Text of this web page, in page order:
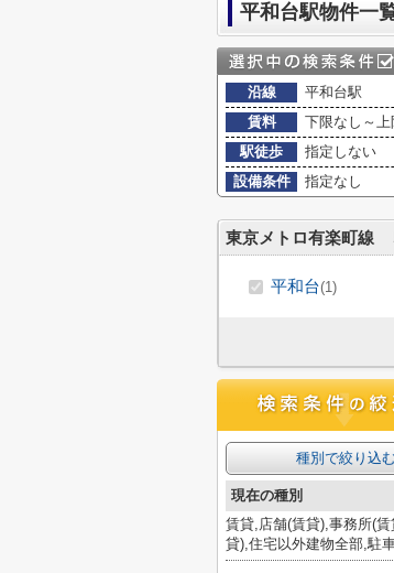
平和台駅物件一
沿線
平和台駅
賃料
下限なし～上
駅徒歩
指定しない
設備条件
指定なし
東京メトロ有楽町線
平和台(1)
種別で絞り込
現在の種別
賃貸,店舗(賃貸),事務所(
貸),住宅以外建物全部,駐